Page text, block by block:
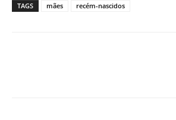
TAGS mães recém-nascidos